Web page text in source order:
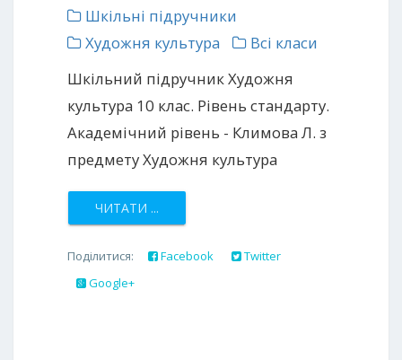
Шкільні підручники
Художня культура
Всі класи
Шкільний підручник Художня
культура 10 клас. Рівень стандарту.
Академічний рівень - Климова Л. з
предмету Художня культура
ЧИТАТИ ...
Поділитися: Facebook
Twitter
Google+